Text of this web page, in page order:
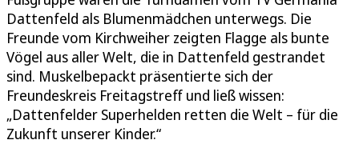
Dattenfeld als Blumenmädchen unterwegs. Die
Freunde vom Kirchweiher zeigten Flagge als bunte
Vögel aus aller Welt, die in Dattenfeld gestrandet
sind. Muskelbepackt präsentierte sich der
Freundeskreis Freitagstreff und ließ wissen:
„Dattenfelder Superhelden retten die Welt – für die
Zukunft unserer Kinder.“